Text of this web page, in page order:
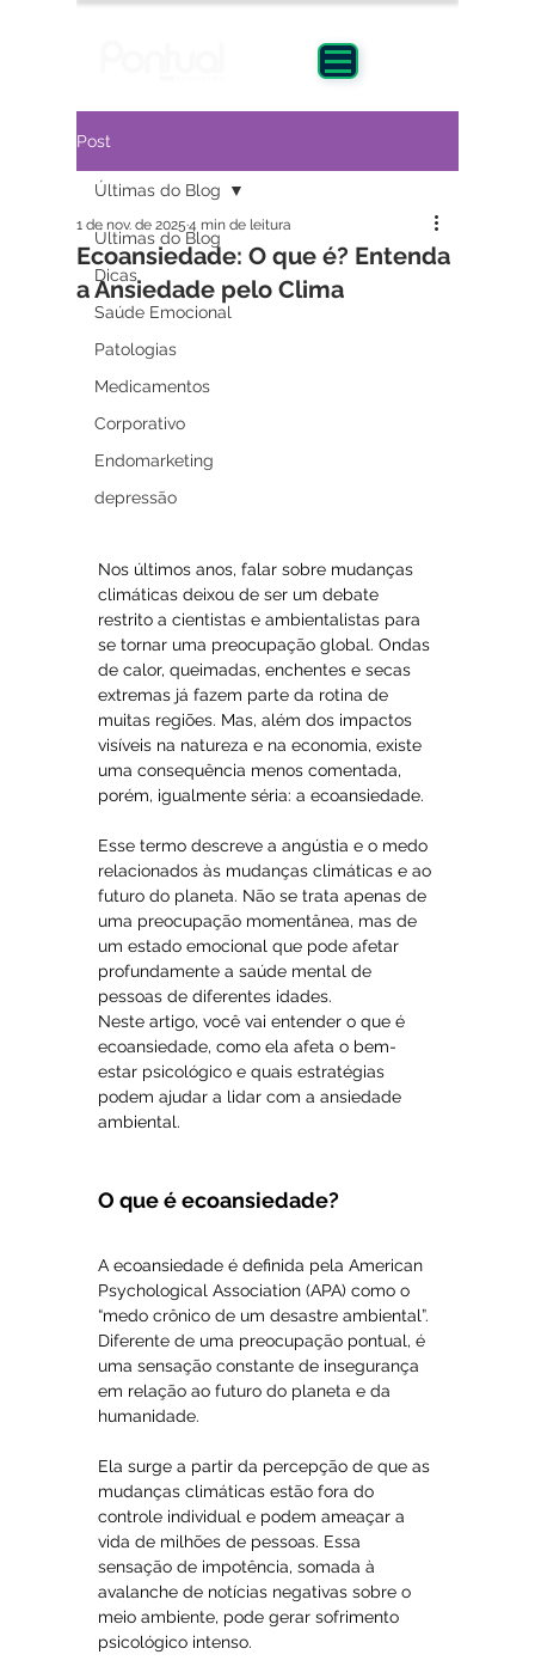
Post
Últimas do Blog
Dicas
Saúde Emocional
Patologias
Medicamentos
Corporativo
Endomarketing
depressão
Últimas do Blog
Ecoansiedade: O que é? Entenda
a Ansiedade pelo Clima
1 de nov. de 2025 4 min de leitura
Nos últimos anos, falar sobre mudanças
climáticas deixou de ser um debate
restrito a cientistas e ambientalistas para
se tornar uma preocupação global. Ondas
de calor, queimadas, enchentes e secas
extremas já fazem parte da rotina de
muitas regiões. Mas, além dos impactos
visíveis na natureza e na economia, existe
uma consequência menos comentada,
porém, igualmente séria: a ecoansiedade.
Esse termo descreve a angústia e o medo
relacionados às mudanças climáticas e ao
futuro do planeta. Não se trata apenas de
uma preocupação momentânea, mas de
um estado emocional que pode afetar
profundamente a saúde mental de
pessoas de diferentes idades.
Neste artigo, você vai entender o que é
ecoansiedade, como ela afeta o bem-
estar psicológico e quais estratégias
podem ajudar a lidar com a ansiedade
ambiental.
O que é ecoansiedade?
A ecoansiedade é definida pela American
Psychological Association (APA) como o
“medo crônico de um desastre ambiental”.
Diferente de uma preocupação pontual, é
uma sensação constante de insegurança
em relação ao futuro do planeta e da
humanidade.
Ela surge a partir da percepção de que as
mudanças climáticas estão fora do
controle individual e podem ameaçar a
vida de milhões de pessoas. Essa
sensação de impotência, somada à
avalanche de notícias negativas sobre o
meio ambiente, pode gerar sofrimento
psicológico intenso.